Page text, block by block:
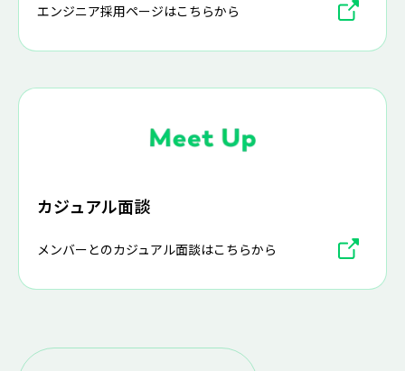
エンジニア採用ページはこちらから
カジュアル面談
メンバーとのカジュアル面談はこちらから